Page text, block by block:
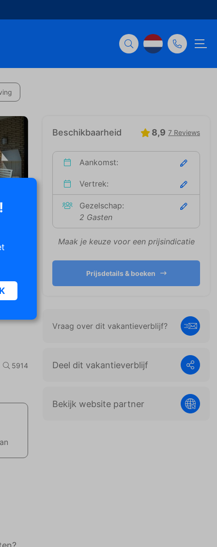
5914
Beschikbaarheid 8,9 7 Reviews
Aankomst:
Vertrek:
Gezelschap:
2 Gasten
Maak je keuze voor een prijsindicatie
Prijsdetails & boeken
Vraag over dit vakantieverblijf?
Deel dit vakantieverblijf
Bekijk website partner
te